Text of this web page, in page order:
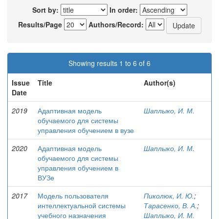
Sort by:
In order:
Results/Page
Authors/Record:
Showing results 1 to 6 of 6
Issue
Date
Title Author(s)
2019
Адаптивная модель
обучаемого для системы
управления обучением в вузе
Шаплыко, И. М.
2020
Адаптивная модель
обучаемого для системы
управления обучением в
ВУЗе
Шаплыко, И. М.
2017
Модель пользователя
интеллектуальной системы
учебного назначения
Пиколюк, И. Ю.;
Тарасенко, В. А.;
Шаплыко, И. М.